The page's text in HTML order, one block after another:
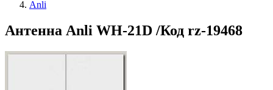
Anli
Антенна Anli WH-21D /Код rz-19468